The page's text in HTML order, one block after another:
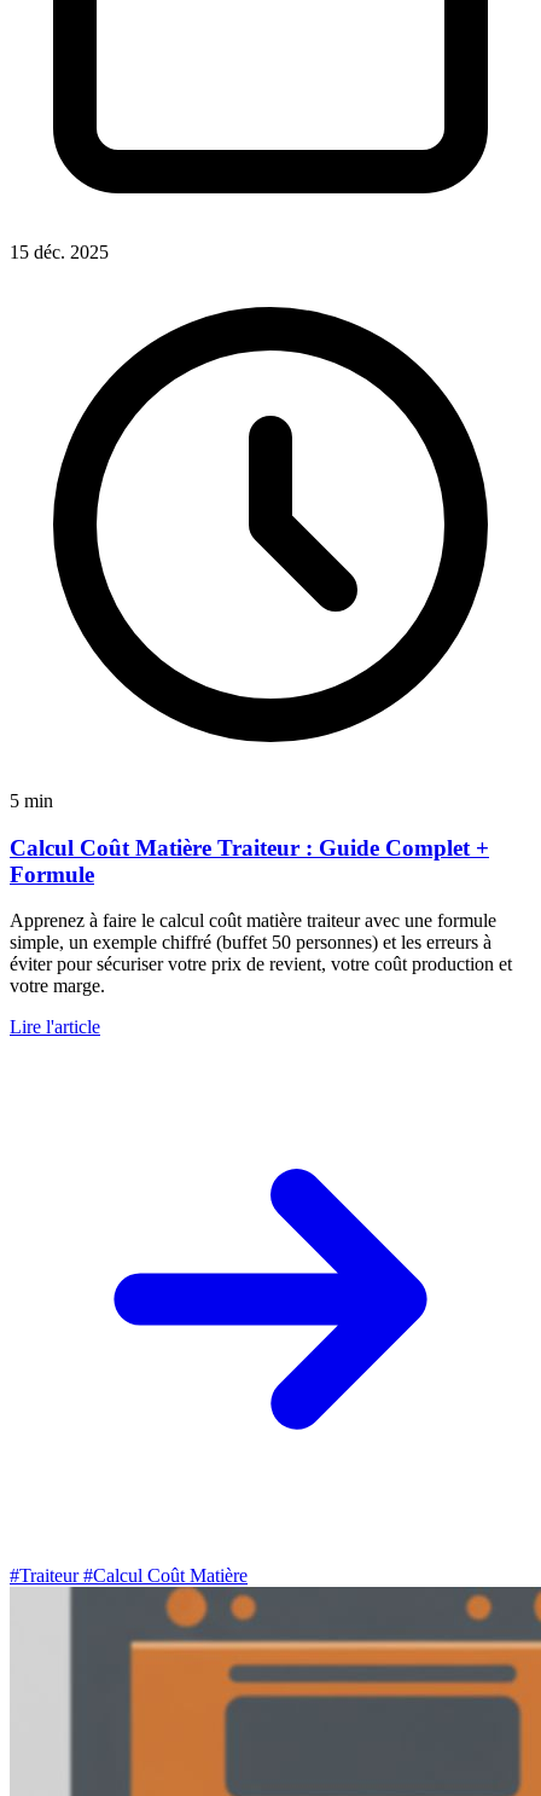
15 déc. 2025
5 min
Calcul Coût Matière Traiteur : Guide Complet +
Formule
Apprenez à faire le calcul coût matière traiteur avec une formule
simple, un exemple chiffré (buffet 50 personnes) et les erreurs à
éviter pour sécuriser votre prix de revient, votre coût production et
votre marge.
Lire l'article
#Traiteur#Calcul Coût Matière